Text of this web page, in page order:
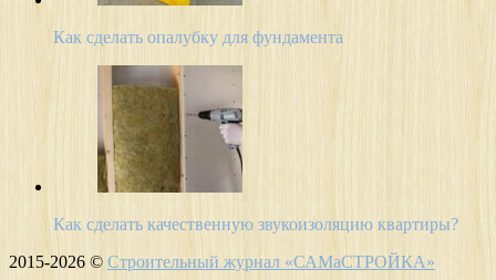
Как сделать опалубку для фундамента
Как сделать качественную звукоизоляцию квартиры?
2015-2026 © Строительный журнал «САМаСТРОЙКА»